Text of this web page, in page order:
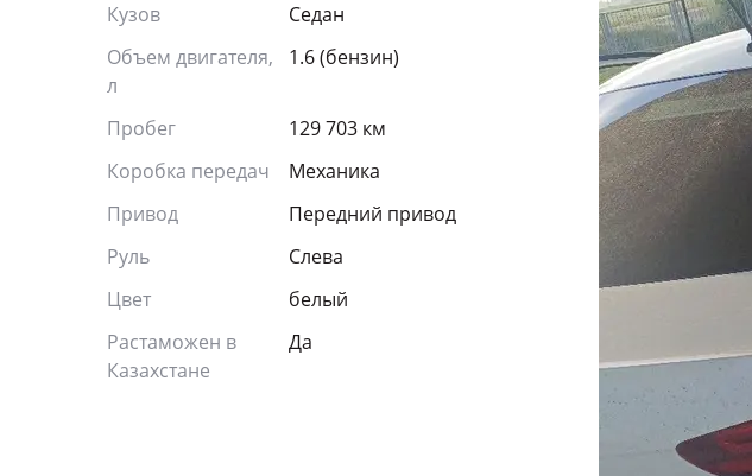
Кузов
Седан
Объем двигателя,
л
1.6 (бензин)
Пробег
129 703 км
Коробка передач
Механика
Привод
Передний привод
Руль
Слева
Цвет
белый
Растаможен в
Казахстане
Да